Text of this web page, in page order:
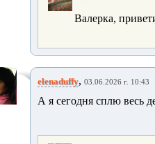
Валерка,
elenaduffy, 03.06.2026 г. 10:43
А я сегодня сплю весь